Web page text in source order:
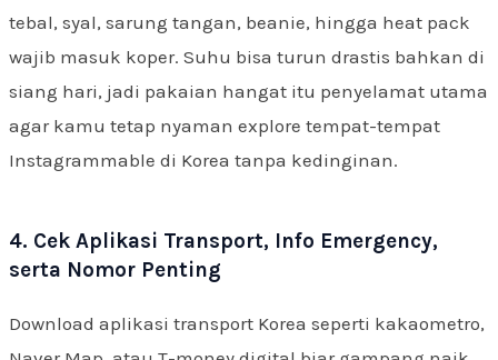
tebal, syal, sarung tangan, beanie, hingga heat pack
wajib masuk koper. Suhu bisa turun drastis bahkan di
siang hari, jadi pakaian hangat itu penyelamat utama
agar kamu tetap nyaman explore tempat-tempat
Instagrammable di Korea tanpa kedinginan.
4. Cek Aplikasi Transport, Info Emergency,
serta Nomor Penting
Download aplikasi transport Korea seperti kakaometro,